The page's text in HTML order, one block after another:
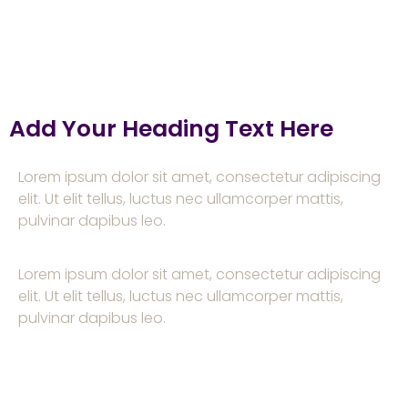
Add Your Heading Text Here
Lorem ipsum dolor sit amet, consectetur adipiscing
elit. Ut elit tellus, luctus nec ullamcorper mattis,
pulvinar dapibus leo.
Lorem ipsum dolor sit amet, consectetur adipiscing
elit. Ut elit tellus, luctus nec ullamcorper mattis,
pulvinar dapibus leo.